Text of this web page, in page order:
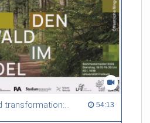
Between tradition and transformation: how owners, advisers and institutions co-create knowledge for resilient forests in Europe 54:13